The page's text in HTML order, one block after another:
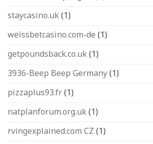
staycasino.uk(1)
weissbetcasino.com-de (1)
getpoundsback.co.uk(1)
3936-Beep Beep Germany(1)
pizzaplus93.fr(1)
natplanforum.org.uk(1)
rvingexplained.com CZ (1)